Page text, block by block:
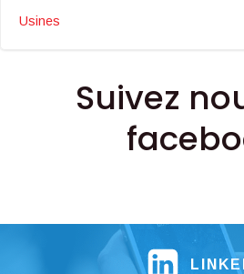
Usines
Suivez